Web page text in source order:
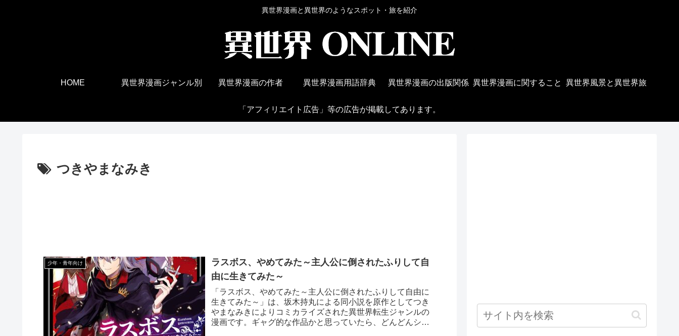
異世界漫画と異世界のようなスポット・旅を紹介
HOME 異世界漫画ジャンル別 異世界漫画の作者 異世界漫画用語辞典 異世界漫画の出版関係 異世界漫画に関すること 異世界風景と異世界旅
「アフィリエイト広告」等の広告が掲載してあります。
つきやまなみき
少年・青年向け
ラスボス、やめてみた～主人公に倒されたふりして自
由に生きてみた～
「ラスボス、やめてみた～主人公に倒されたふりして自由に
生きてみた～」は、坂木持丸による同小説を原作としてつき
やまなみきによりコミカライズされた異世界転生ジャンルの
漫画です。ギャグ的な作品かと思っていたら、どんどんシリ